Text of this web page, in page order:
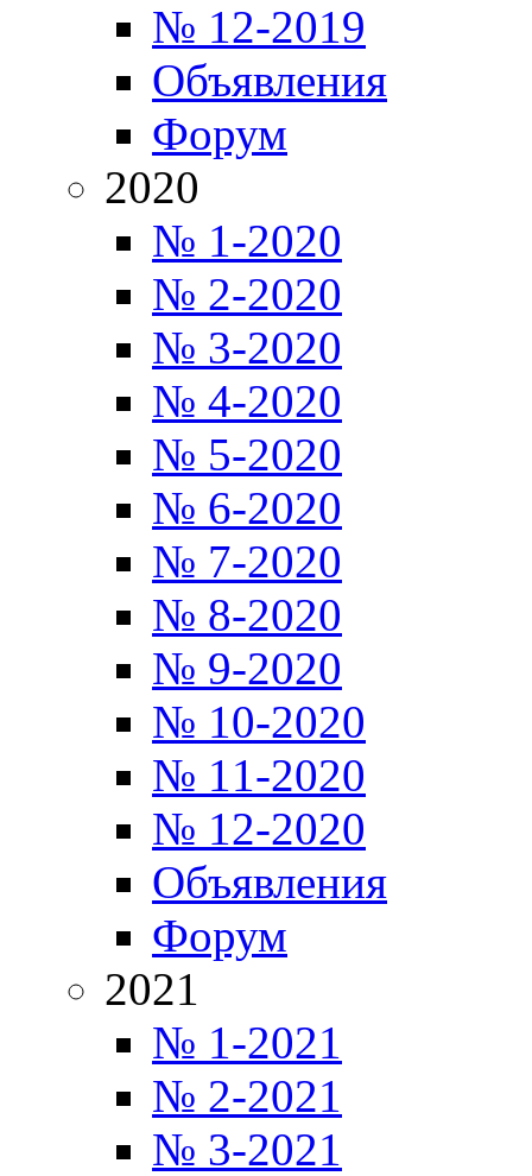
№ 12-2019
Объявления
Форум
2020
№ 1-2020
№ 2-2020
№ 3-2020
№ 4-2020
№ 5-2020
№ 6-2020
№ 7-2020
№ 8-2020
№ 9-2020
№ 10-2020
№ 11-2020
№ 12-2020
Объявления
Форум
2021
№ 1-2021
№ 2-2021
№ 3-2021